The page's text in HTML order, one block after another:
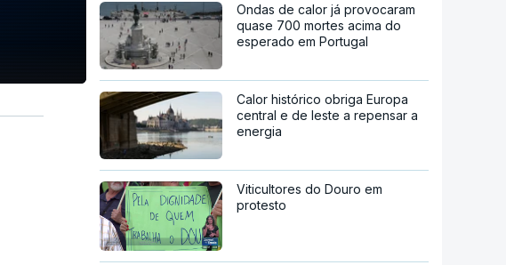
Ondas de calor já provocaram
quase 700 mortes acima do
esperado em Portugal
Calor histórico obriga Europa
central e de leste a repensar a
energia
Viticultores do Douro em
protesto